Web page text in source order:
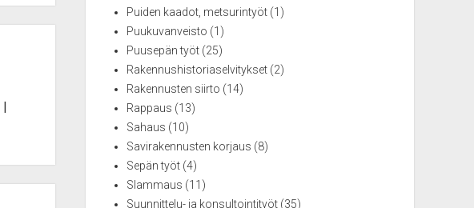
|
Puiden kaadot, metsurintyöt (1)
Puukuvanveisto (1)
Puusepän työt (25)
Rakennushistoriaselvitykset (2)
Rakennusten siirto (14)
Rappaus (13)
Sahaus (10)
Savirakennusten korjaus (8)
Sepän työt (4)
Slammaus (11)
Suunnittelu- ja konsultointityöt (35)